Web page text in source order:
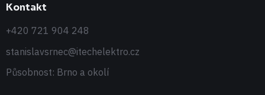
Kontakt
+420 721 904 248
stanislavsrnec@itechelektro.cz
Působnost: Brno a okolí